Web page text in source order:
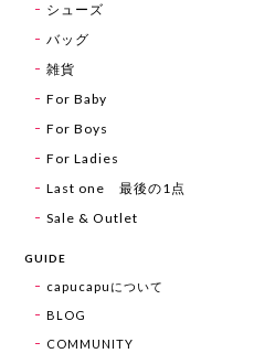
シューズ
バッグ
雑貨
For Baby
For Boys
For Ladies
Last one 最後の1点
Sale & Outlet
GUIDE
capucapuについて
BLOG
COMMUNITY